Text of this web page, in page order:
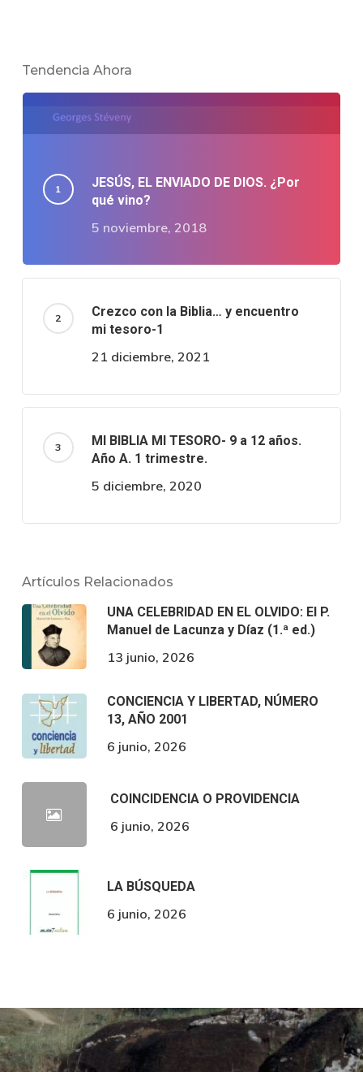
Tendencia Ahora
JESÚS, EL ENVIADO DE DIOS. ¿Por
qué vino?
5 noviembre, 2018
Crezco con la Biblia… y encuentro
mi tesoro-1
21 diciembre, 2021
MI BIBLIA MI TESORO- 9 a 12 años.
Año A. 1 trimestre.
5 diciembre, 2020
Artículos Relacionados
UNA CELEBRIDAD EN EL OLVIDO: El P.
Manuel de Lacunza y Díaz (1.ª ed.)
13 junio, 2026
CONCIENCIA Y LIBERTAD, NÚMERO
13, AÑO 2001
6 junio, 2026
COINCIDENCIA O PROVIDENCIA
6 junio, 2026
LA BÚSQUEDA
6 junio, 2026